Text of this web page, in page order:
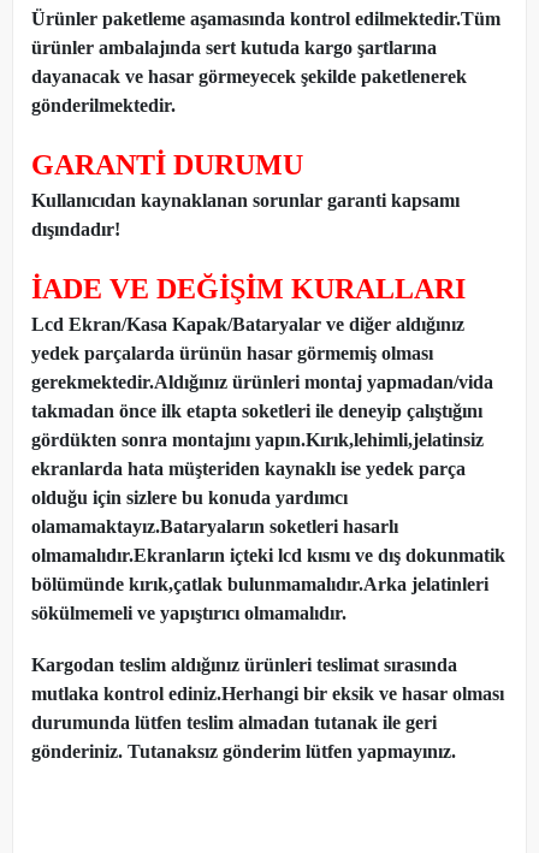
Ürünler paketleme aşamasında kontrol edilmektedir.Tüm
ürünler ambalajında sert kutuda kargo şartlarına
dayanacak ve hasar görmeyecek şekilde paketlenerek
gönderilmektedir.
GARANTİ DURUMU
Kullanıcıdan kaynaklanan sorunlar garanti kapsamı
dışındadır!
İADE VE DEĞİŞİM KURALLARI
Lcd Ekran/Kasa Kapak/Bataryalar ve diğer aldığınız
yedek parçalarda ürünün hasar görmemiş olması
gerekmektedir.Aldığınız ürünleri montaj yapmadan/vida
takmadan önce ilk etapta soketleri ile deneyip çalıştığını
gördükten sonra montajını yapın.Kırık,lehimli,jelatinsiz
ekranlarda hata müşteriden kaynaklı ise yedek parça
olduğu için sizlere bu konuda yardımcı
olamamaktayız.Bataryaların soketleri hasarlı
olmamalıdır.Ekranların içteki lcd kısmı ve dış dokunmatik
bölümünde kırık,çatlak bulunmamalıdır.Arka jelatinleri
sökülmemeli ve yapıştırıcı olmamalıdır.
Kargodan teslim aldığınız ürünleri teslimat sırasında
mutlaka kontrol ediniz.Herhangi bir eksik ve hasar olması
durumunda lütfen teslim almadan tutanak ile geri
gönderiniz. Tutanaksız gönderim lütfen yapmayınız.